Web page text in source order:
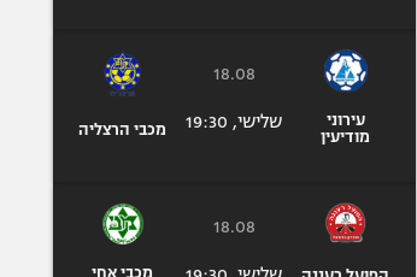
עירוני
מודיעין
18.08
שלישי, 19:30 מכבי הרצליה
18.08
מכבי אחי